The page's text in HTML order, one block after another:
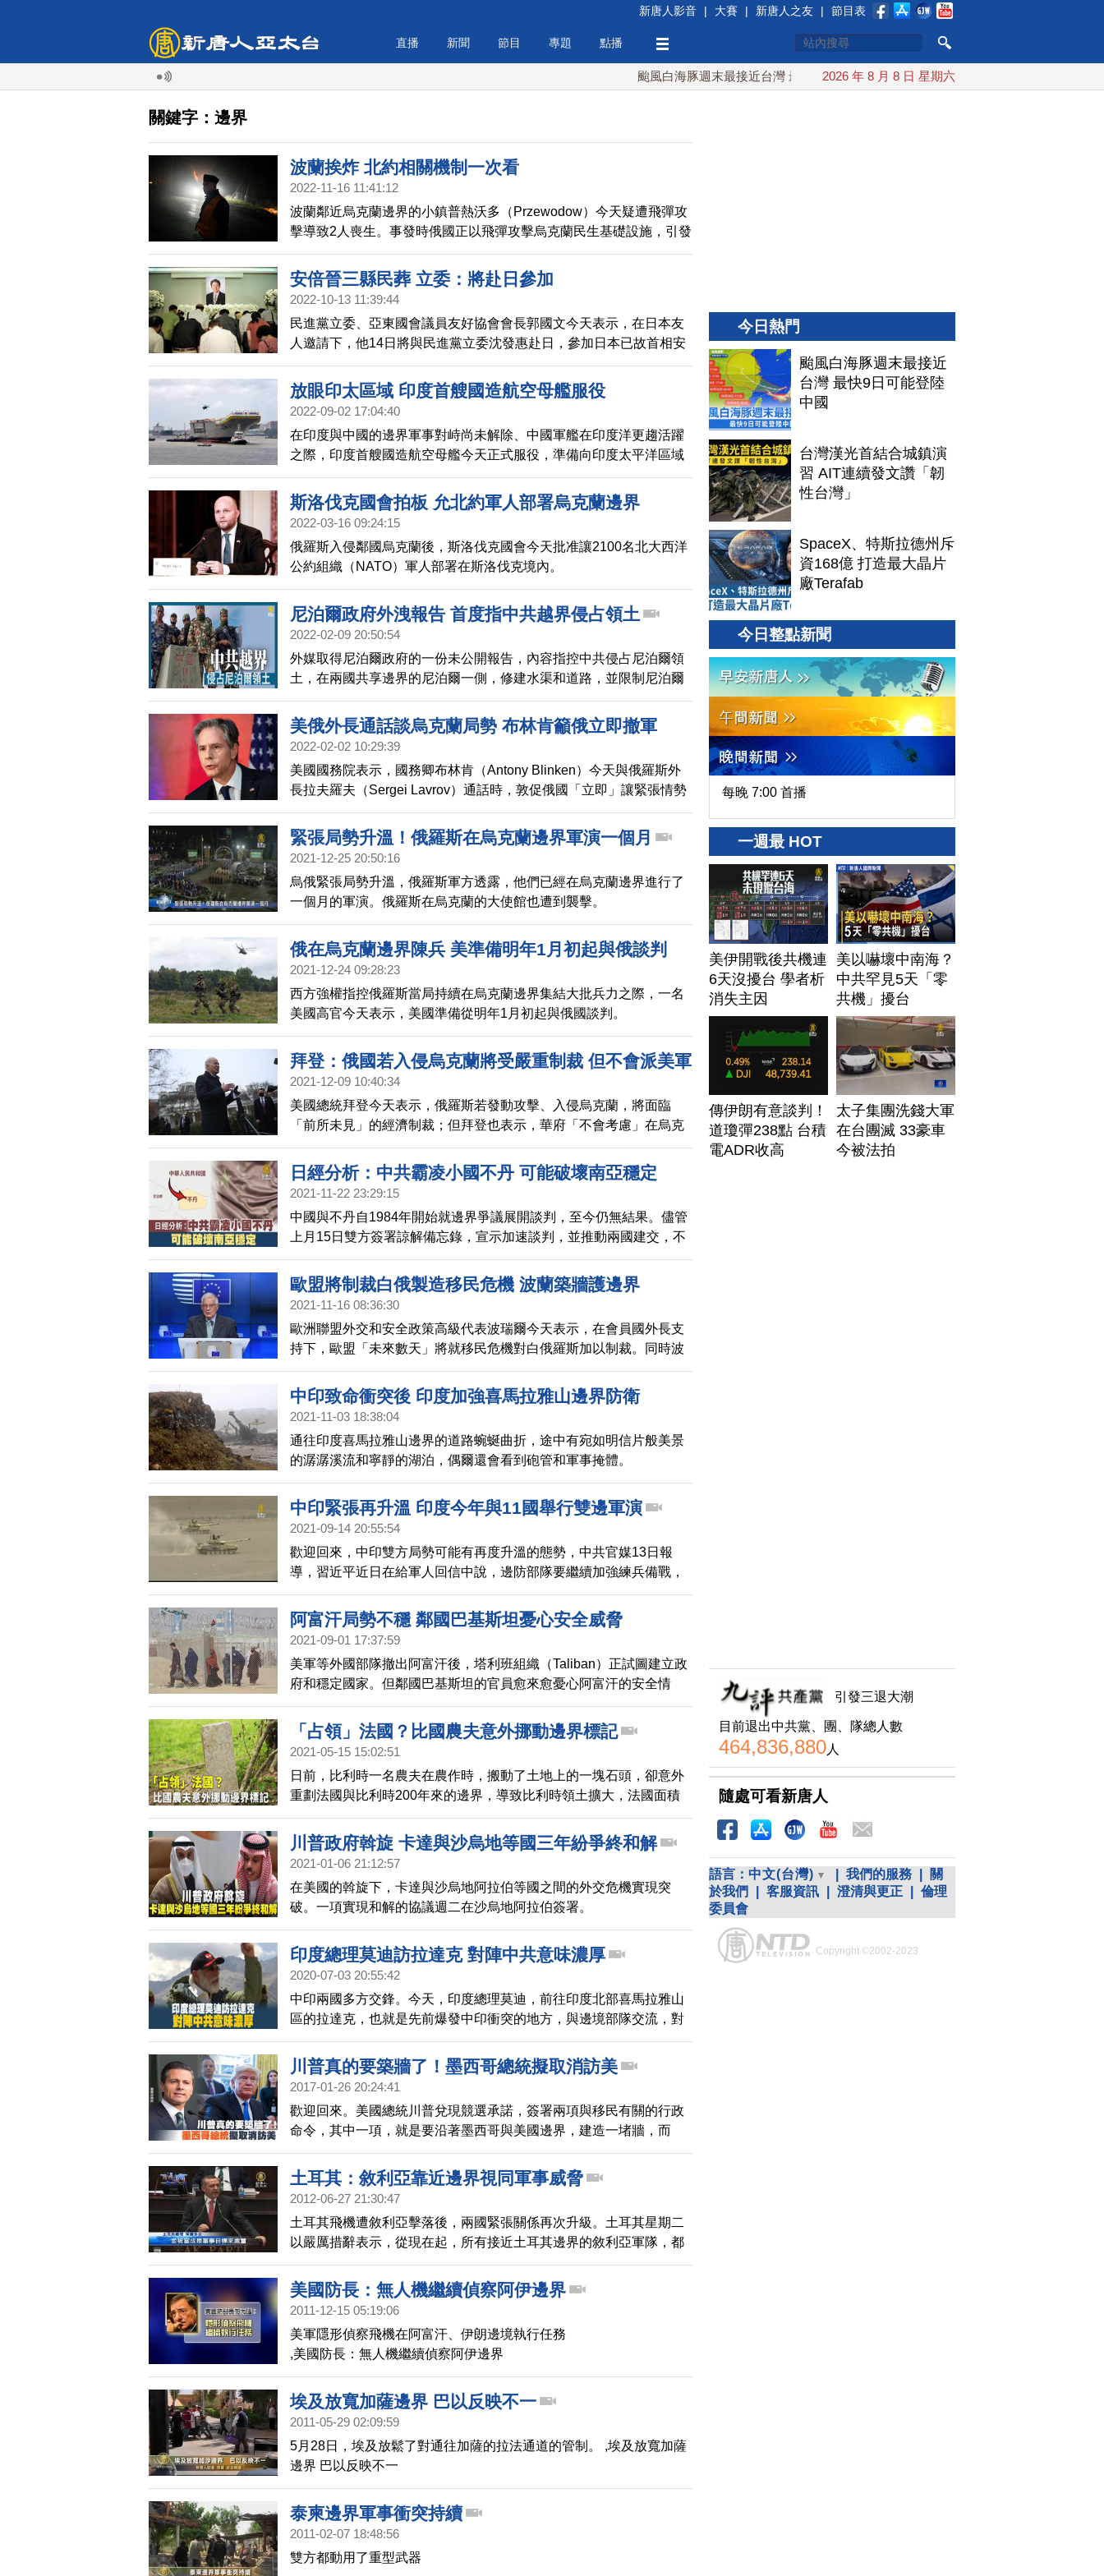
新唐人影音 | 大賽 | 新唐人之友 | 節目表
直播 新聞 節目 專題 點播
颱風白海豚週末最接近台灣 最快9日可能登陸中國 台灣漢光首結合城鎮演習 AIT連續發
2026 年 8 月 8 日 星期六
關鍵字：邊界
波蘭挨炸 北約相關機制一次看
2022-11-16 11:41:12
波蘭鄰近烏克蘭邊界的小鎮普熱沃多（Przewodow）今天疑遭飛彈攻
擊導致2人喪生。事發時俄國正以飛彈攻擊烏克蘭民生基礎設施，引發
各方關注俄烏戰事會否延燒北約。
安倍晉三縣民葬 立委：將赴日參加
2022-10-13 11:39:44
民進黨立委、亞東國會議員友好協會會長郭國文今天表示，在日本友
人邀請下，他14日將與民進黨立委沈發惠赴日，參加日本已故首相安
倍晉三的家鄉山口縣，於15日舉辦的追悼安倍晉三縣民葬。
放眼印太區域 印度首艘國造航空母艦服役
2022-09-02 17:04:40
在印度與中國的邊界軍事對峙尚未解除、中國軍艦在印度洋更趨活躍
之際，印度首艘國造航空母艦今天正式服役，準備向印度太平洋區域
投射影響力，維護印度安全利益。
斯洛伐克國會拍板 允北約軍人部署烏克蘭邊界
2022-03-16 09:24:15
俄羅斯入侵鄰國烏克蘭後，斯洛伐克國會今天批准讓2100名北大西洋
公約組織（NATO）軍人部署在斯洛伐克境內。
尼泊爾政府外洩報告 首度指中共越界侵占領土
2022-02-09 20:50:54
外媒取得尼泊爾政府的一份未公開報告，內容指控中共侵占尼泊爾領
土，在兩國共享邊界的尼泊爾一側，修建水渠和道路，並限制尼泊爾
農民的放牧活動。外媒分析，北京可能是藉此提防印度，並切斷藏人
出逃路線。
美俄外長通話談烏克蘭局勢 布林肯籲俄立即撤軍
2022-02-02 10:29:39
美國國務院表示，國務卿布林肯（Antony Blinken）今天與俄羅斯外
長拉夫羅夫（Sergei Lavrov）通話時，敦促俄國「立即」讓緊張情勢
降溫，並從烏克蘭邊界撤軍。
緊張局勢升溫！俄羅斯在烏克蘭邊界軍演一個月
2021-12-25 20:50:16
烏俄緊張局勢升溫，俄羅斯軍方透露，他們已經在烏克蘭邊界進行了
一個月的軍演。俄羅斯在烏克蘭的大使館也遭到襲擊。
俄在烏克蘭邊界陳兵 美準備明年1月初起與俄談判
2021-12-24 09:28:23
西方強權指控俄羅斯當局持續在烏克蘭邊界集結大批兵力之際，一名
美國高官今天表示，美國準備從明年1月初起與俄國談判。
拜登：俄國若入侵烏克蘭將受嚴重制裁 但不會派美軍
協防
2021-12-09 10:40:34
美國總統拜登今天表示，俄羅斯若發動攻擊、入侵烏克蘭，將面臨
「前所未見」的經濟制裁；但拜登也表示，華府「不會考慮」在烏克
蘭地面部署美軍作為嚇阻俄羅斯入侵的方式。
日經分析：中共霸凌小國不丹 可能破壞南亞穩定
2021-11-22 23:29:15
中國與不丹自1984年開始就邊界爭議展開談判，至今仍無結果。儘管
上月15日雙方簽署諒解備忘錄，宣示加速談判，並推動兩國建交，不
過專家批評，此舉並不能掩蓋中國近年鯨吞蠶食不丹領土的事實。
歐盟將制裁白俄製造移民危機 波蘭築牆護邊界
2021-11-16 08:36:30
歐洲聯盟外交和安全政策高級代表波瑞爾今天表示，在會員國外長支
持下，歐盟「未來數天」將就移民危機對白俄羅斯加以制裁。同時波
蘭將沿白俄羅斯邊界修建隔牆，以阻擋移民湧入。
中印致命衝突後 印度加強喜馬拉雅山邊界防衛
2021-11-03 18:38:04
通往印度喜馬拉雅山邊界的道路蜿蜒曲折，途中有宛如明信片般美景
的潺潺溪流和寧靜的湖泊，偶爾還會看到砲管和軍事掩體。
中印緊張再升溫 印度今年與11國舉行雙邊軍演
2021-09-14 20:55:54
歡迎回來，中印雙方局勢可能有再度升溫的態勢，中共官媒13日報
導，習近平近日在給軍人回信中說，邊防部隊要繼續加強練兵備戰，
履行好衛國戍邊職責。這是繼7月份習近平到西藏視察後，中共官方再
一次針對中印問題的放風。而13日，印媒《經濟時報》也報導，今年
印度與多國展開雙邊和多邊軍演的數量「前所未有」，包括俄羅斯、
指出，印度當前的軍事舉動是劍指中共。
阿富汗局勢不穩 鄰國巴基斯坦憂心安全威脅
2021-09-01 17:37:59
美軍等外國部隊撤出阿富汗後，塔利班組織（Taliban）正試圖建立政
府和穩定國家。但鄰國巴基斯坦的官員愈來愈憂心阿富汗的安全情
勢。
「占領」法國？比國農夫意外挪動邊界標記
2021-05-15 15:02:51
日前，比利時一名農夫在農作時，搬動了土地上的一塊石頭，卻意外
重劃法國與比利時200年來的邊界，導致比利時領土擴大，法國面積
縮小，引起轟動。
川普政府斡旋 卡達與沙烏地等國三年紛爭終和解
2021-01-06 21:12:57
在美國的斡旋下，卡達與沙烏地阿拉伯等國之間的外交危機實現突
破。一項實現和解的協議週二在沙烏地阿拉伯簽署。
印度總理莫迪訪拉達克 對陣中共意味濃厚
2020-07-03 20:55:42
中印兩國多方交鋒。今天，印度總理莫迪，前往印度北部喜馬拉雅山
區的拉達克，也就是先前爆發中印衝突的地方，與邊境部隊交流，對
陣中共的意味濃厚。
川普真的要築牆了！墨西哥總統擬取消訪美
2017-01-26 20:24:41
歡迎回來。美國總統川普兌現競選承諾，簽署兩項與移民有關的行政
命令，其中一項，就是要沿著墨西哥與美國邊界，建造一堵牆，而
且，川普說，這80億美元的築牆費用，墨西哥會百分之百支付。不過
墨西哥總統講話了，他譴責川普的決定，更放話，說墨西哥才不會付
這筆錢。
土耳其：敘利亞靠近邊界視同軍事威脅
2012-06-27 21:30:47
土耳其飛機遭敘利亞擊落後，兩國緊張關係再次升級。土耳其星期二
以嚴厲措辭表示，從現在起，所有接近土耳其邊界的敘利亞軍隊，都
會被視為軍事威脅。
美國防長：無人機繼續偵察阿伊邊界
2011-12-15 05:19:06
美軍隱形偵察飛機在阿富汗、伊朗邊境執行任務
,美國防長：無人機繼續偵察阿伊邊界
埃及放寬加薩邊界 巴以反映不一
2011-05-29 02:09:59
5月28日，埃及放鬆了對通往加薩的拉法通道的管制。 ,埃及放寬加薩
邊界 巴以反映不一
泰柬邊界軍事衝突持續
2011-02-07 18:48:56
雙方都動用了重型武器
今日熱門
颱風白海豚週末最接近
台灣 最快9日可能登陸
中國
台灣漢光首結合城鎮演
習 AIT連續發文讚「韌
性台灣」
SpaceX、特斯拉德州斥
資168億 打造最大晶片
廠Terafab
今日整點新聞
每晚 7:00 首播
一週最 HOT
美伊開戰後共機連
6天沒擾台 學者析
消失主因
美以嚇壞中南海？
中共罕見5天「零
共機」擾台
傳伊朗有意談判！
道瓊彈238點 台積
電ADR收高
太子集團洗錢大軍
在台團滅 33豪車
今被法拍
引發三退大潮
目前退出中共黨、團、隊總人數
464,836,880人
隨處可看新唐人
語言： 中文(台灣) 我們的服務
關
於我們
客服資訊 澄清與更正
倫理
委員會
Copyright ©2002-2023